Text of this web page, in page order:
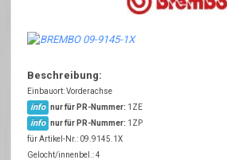
Beschreibung:
Einbauort: Vorderachse
info nur für PR-Nummer: 1ZE
info nur für PR-Nummer: 1ZP
für Artikel-Nr.: 09.9145.1X
Gelocht/innenbel.: 4